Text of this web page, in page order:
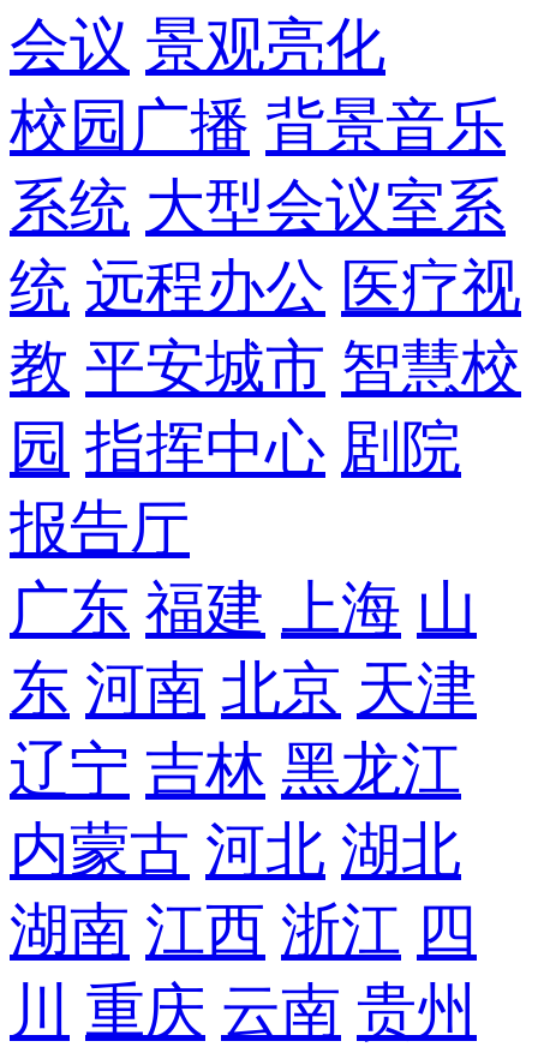
会议 景观亮化
校园广播 背景音乐
系统 大型会议室系
统 远程办公 医疗视
教 平安城市 智慧校
园 指挥中心 剧院
报告厅
广东 福建 上海 山
东 河南 北京 天津
辽宁 吉林 黑龙江
内蒙古 河北 湖北
湖南 江西 浙江 四
川
重庆 云南 贵州